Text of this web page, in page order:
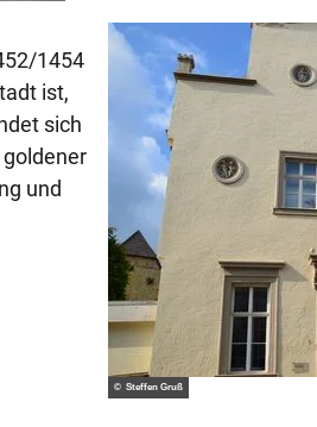
© Steffen Gruß
1454
ist,
sich
und